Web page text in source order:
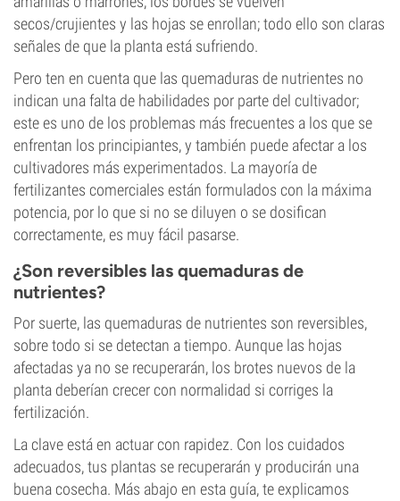
secos/crujientes y las hojas se enrollan; todo ello son claras
señales de que la planta está sufriendo.
Pero ten en cuenta que las quemaduras de nutrientes no
indican una falta de habilidades por parte del cultivador;
este es uno de los problemas más frecuentes a los que se
enfrentan los principiantes, y también puede afectar a los
cultivadores más experimentados. La mayoría de
fertilizantes comerciales están formulados con la máxima
potencia, por lo que si no se diluyen o se dosifican
correctamente, es muy fácil pasarse.
¿Son reversibles las quemaduras de
nutrientes?
Por suerte, las quemaduras de nutrientes son reversibles,
sobre todo si se detectan a tiempo. Aunque las hojas
afectadas ya no se recuperarán, los brotes nuevos de la
planta deberían crecer con normalidad si corriges la
fertilización.
La clave está en actuar con rapidez. Con los cuidados
adecuados, tus plantas se recuperarán y producirán una
buena cosecha. Más abajo en esta guía, te explicamos